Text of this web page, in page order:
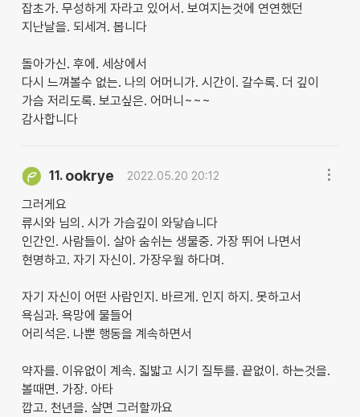
잡초가. 무성하게 자라고 있어서. 보여지는것에 연연했던
지난날을. 되세겨. 봅니다
돌아가신. 후에. 세상에서
다시 느껴볼수 없는. 나의 어머니가. 시간이. 갈수록. 더 깊이
가슴 저리도록. 보고싶은. 어머니~~~
감사합니다
11. ookrye 2022.05.20 20:12
그러게요
류시와 님의. 시가 가슴깊이 와닿습니다
인간인. 사람들이. 살아 숨쉬는 생물중. 가장 뛰어 나면서
현명하고. 자기 자신이. 가장우월 하다며.
자기 자신이 어떤 사람인지. 바르게. 인지 하지. 못하고서
욕심과. 욕망에 물들어
어리석은. 나뿐 행동을 계속하면서
약자를. 이유없이 계속. 짋밟고 시기 질투를. 끝없이. 하는것을.
볼때면. 가장. 아타
깝고. 천년을. 살면 그러할까요